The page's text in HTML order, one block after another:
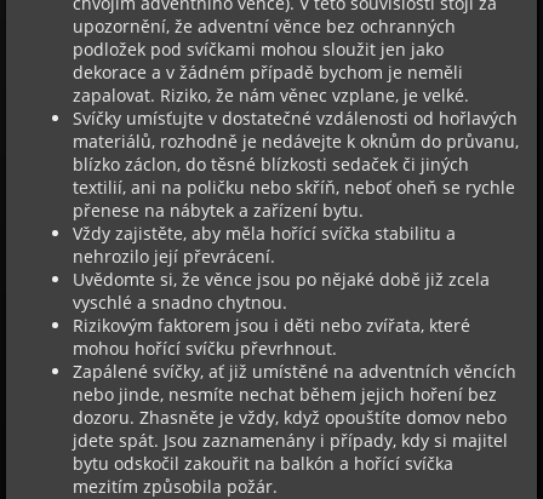
upozornění, že adventní věnce bez ochranných
podložek pod svíčkami mohou sloužit jen jako
dekorace a v žádném případě bychom je neměli
zapalovat. Riziko, že nám věnec vzplane, je velké.
Svíčky umísťujte v dostatečné vzdálenosti od hořlavých
materiálů, rozhodně je nedávejte k oknům do průvanu,
blízko záclon, do těsné blízkosti sedaček či jiných
textilií, ani na poličku nebo skříň, neboť oheň se rychle
přenese na nábytek a zařízení bytu.
Vždy zajistěte, aby měla hořící svíčka stabilitu a
nehrozilo její převrácení.
Uvědomte si, že věnce jsou po nějaké době již zcela
vyschlé a snadno chytnou.
Rizikovým faktorem jsou i děti nebo zvířata, které
mohou hořící svíčku převrhnout.
Zapálené svíčky, ať již umístěné na adventních věncích
nebo jinde, nesmíte nechat během jejich hoření bez
dozoru. Zhasněte je vždy, když opouštíte domov nebo
jdete spát. Jsou zaznamenány i případy, kdy si majitel
bytu odskočil zakouřit na balkón a hořící svíčka
mezitím způsobila požár.